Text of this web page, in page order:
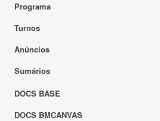
Programa
Turnos
Anúncios
Sumários
DOCS BASE
DOCS BMCANVAS